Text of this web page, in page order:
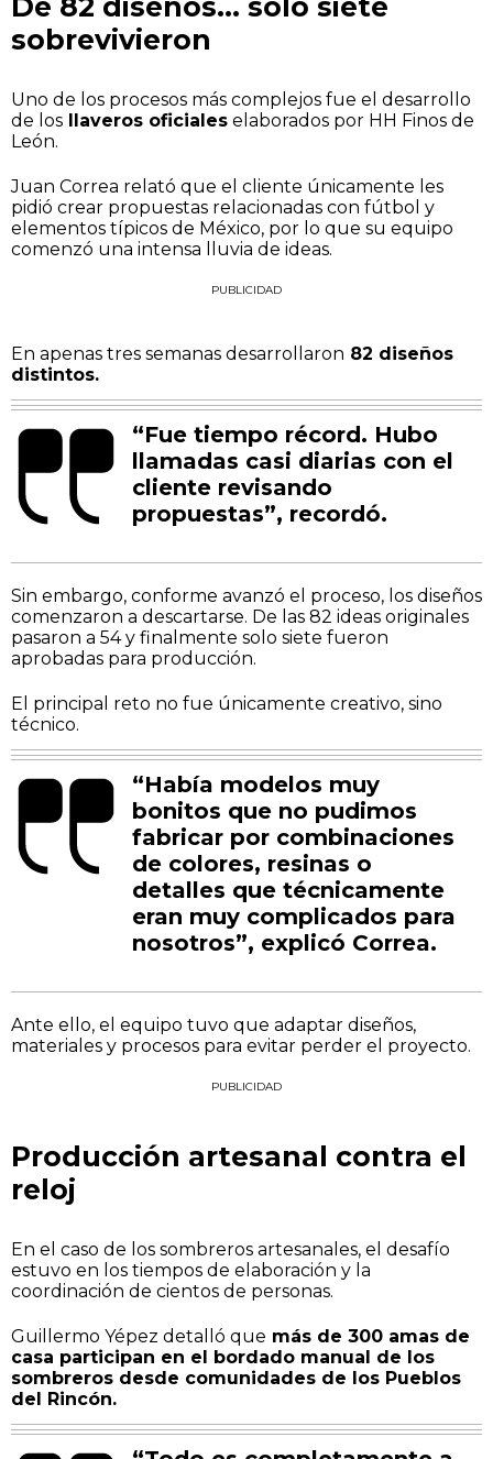
sobrevivieron
Uno de los procesos más complejos fue el desarrollo
de los llaveros oficiales elaborados por HH Finos de
León.
Juan Correa relató que el cliente únicamente les
pidió crear propuestas relacionadas con fútbol y
elementos típicos de México, por lo que su equipo
comenzó una intensa lluvia de ideas.
PUBLICIDAD
En apenas tres semanas desarrollaron 82 diseños
distintos.
“Fue tiempo récord. Hubo
llamadas casi diarias con el
cliente revisando
propuestas”, recordó.
Sin embargo, conforme avanzó el proceso, los diseños
comenzaron a descartarse. De las 82 ideas originales
pasaron a 54 y finalmente solo siete fueron
aprobadas para producción.
El principal reto no fue únicamente creativo, sino
técnico.
“Había modelos muy
bonitos que no pudimos
fabricar por combinaciones
de colores, resinas o
detalles que técnicamente
eran muy complicados para
nosotros”, explicó Correa.
Ante ello, el equipo tuvo que adaptar diseños,
materiales y procesos para evitar perder el proyecto.
PUBLICIDAD
Producción artesanal contra el
reloj
En el caso de los sombreros artesanales, el desafío
estuvo en los tiempos de elaboración y la
coordinación de cientos de personas.
Guillermo Yépez detalló que más de 300 amas de
casa participan en el bordado manual de los
sombreros desde comunidades de los Pueblos
del Rincón.